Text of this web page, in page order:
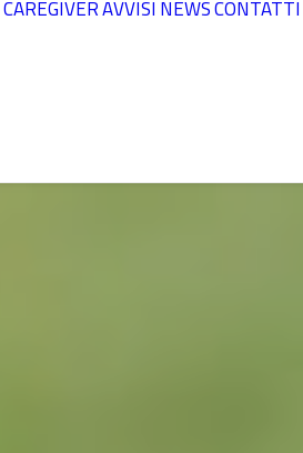
CAREGIVERAVVISI NEWSCONTATTI